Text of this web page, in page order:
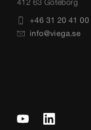
412 63 Göteborg
+46 31 20 41 00
info@viega.se